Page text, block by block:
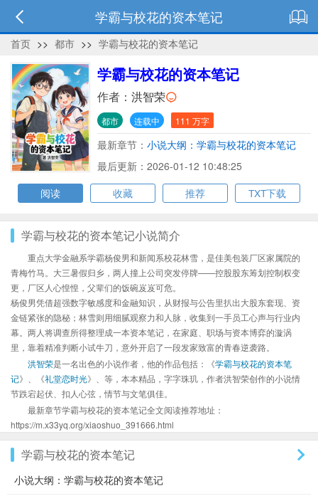
学霸与校花的资本笔记
首页 >> 都市 >> 学霸与校花的资本笔记
学霸与校花的资本笔记
作者： 洪智荣
都市 连载中 111 万字
最新章节： 小说大纲：学霸与校花的资本笔记
最后更新：2026-01-12 10:48:25
阅读
收藏 推荐 TXT下载
学霸与校花的资本笔记小说简介
重点大学金融系学霸杨俊男和新闻系校花林雪，是佳美包装厂区家属院的
青梅竹马。大三暑假归乡，两人撞上公司突发停牌——控股股东筹划控制权变
更，厂区人心惶惶，父辈们的饭碗岌岌可危。
杨俊男凭借超强数字敏感度和金融知识，从财报与公告里扒出大股东套现、资
金链紧张的隐秘；林雪则用细腻观察力和人脉，收集到一手员工心声与行业内
幕。两人将调查所得整理成一本资本笔记，在家庭、职场与资本博弈的漩涡
里，靠着精准判断小试牛刀，意外开启了一段发家致富的青春逆袭路。
洪智荣是一名出色的小说作者，他的作品包括：《学霸与校花的资本笔
记》、《礼堂恋时光》、等，本本精品，字字珠玑，作者洪智荣创作的小说情
节跌宕起伏、扣人心弦，情节与文笔俱佳。
最新章节学霸与校花的资本笔记全文阅读推荐地址：
https://m.x33yq.org/xiaoshuo_391666.html
学霸与校花的资本笔记
小说大纲：学霸与校花的资本笔记